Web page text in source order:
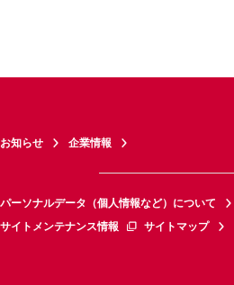
お知らせ 企業情報
パーソナルデータ（個人情報など）について
サイトメンテナンス情報
サイトマップ